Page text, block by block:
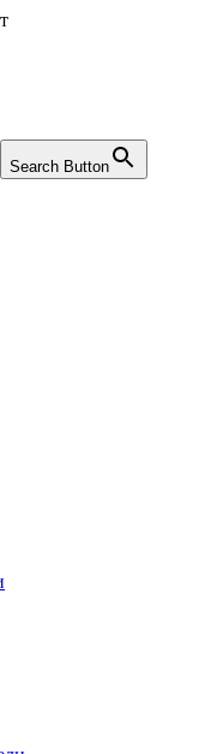
Search Button